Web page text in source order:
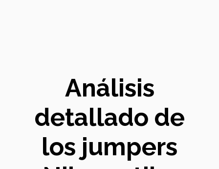
Análisis
detallado de
los jumpers